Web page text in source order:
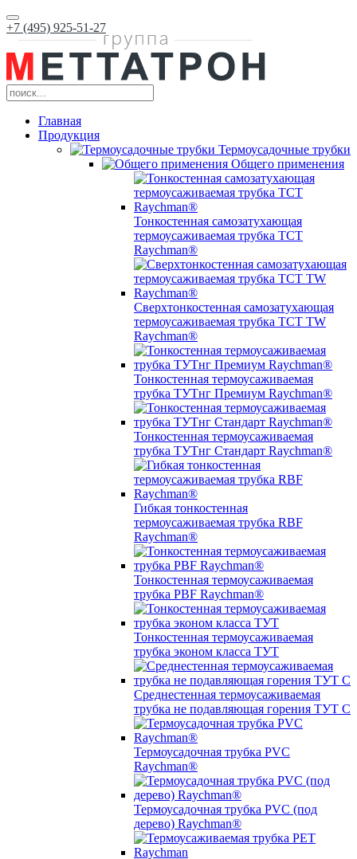
+7 (495) 925-51-27
Главная
Продукция
Термоусадочные трубки
Общего применения
Тонкостенная самозатухающая
термоусаживаемая трубка ТCT
Raychman®
Сверхтонкостенная самозатухающая
термоусаживаемая трубка ТCT TW
Raychman®
Тонкостенная термоусаживаемая
трубка ТУТнг Премиум Raychman®
Тонкостенная термоусаживаемая
трубка ТУТнг Стандарт Raychman®
Гибкая тонкостенная
термоусаживаемая трубка RBF
Raychman®
Тонкостенная термоусаживаемая
трубка PBF Raychman®
Тонкостенная термоусаживаемая
трубка эконом класса ТУТ
Среднестенная термоусаживаемая
трубка не подавляющая горения ТУТ С
Термоусадочная трубка PVC
Raychman®
Термоусадочная трубка PVC (под
дерево) Raychman®